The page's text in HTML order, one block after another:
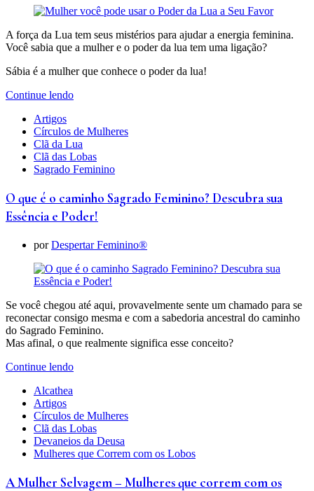
A força da Lua tem seus mistérios para ajudar a energia feminina.
Você sabia que a mulher e o poder da lua tem uma ligação?
Sábia é a mulher que conhece o poder da lua!
Continue lendo
Artigos
Círculos de Mulheres
Clã da Lua
Clã das Lobas
Sagrado Feminino
O que é o caminho Sagrado Feminino? Descubra sua
Essência e Poder!
porDespertar Feminino®
Se você chegou até aqui, provavelmente sente um chamado para se
reconectar consigo mesma e com a sabedoria ancestral do caminho
do Sagrado Feminino.
Mas afinal, o que realmente significa esse conceito?
Continue lendo
Alcathea
Artigos
Círculos de Mulheres
Clã das Lobas
Devaneios da Deusa
Mulheres que Correm com os Lobos
A Mulher Selvagem – Mulheres que correm com os